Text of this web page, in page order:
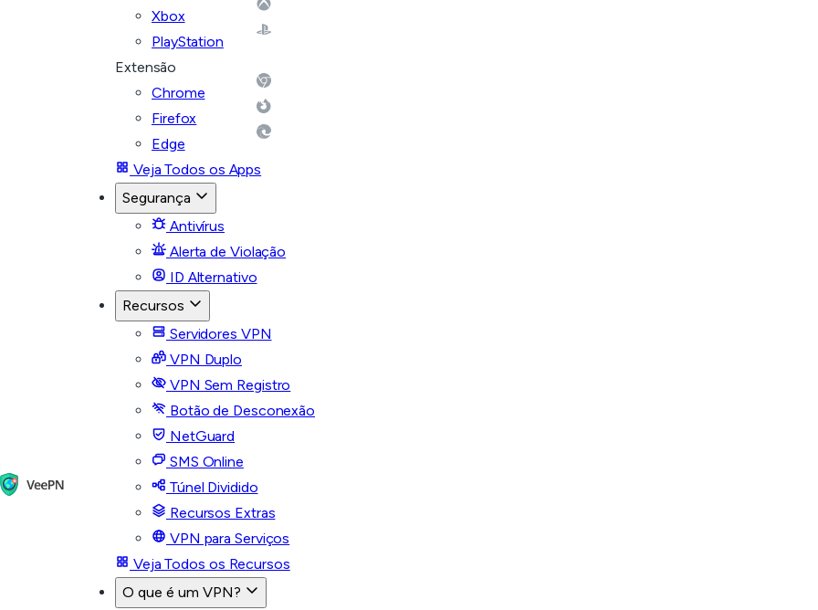
Xbox
PlayStation
Extensão
Chrome
Firefox
Edge
Veja Todos os Apps
Segurança
Antivírus
Alerta de Violação
ID Alternativo
Recursos
Servidores VPN
VPN Duplo
VPN Sem Registro
Botão de Desconexão
NetGuard
SMS Online
Túnel Dividido
Recursos Extras
VPN para Serviços
Veja Todos os Recursos
O que é um VPN?